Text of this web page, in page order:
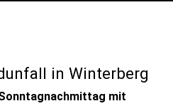
in Winterberg
mit